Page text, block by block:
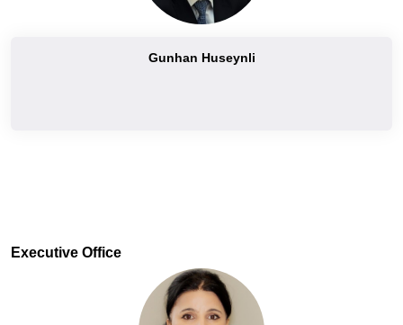
Gunhan Huseynli
Executive Office